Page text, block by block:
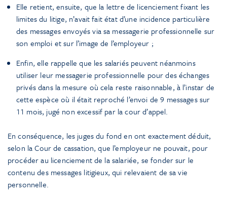
Elle retient, ensuite, que la lettre de licenciement fixant les
limites du litige, n’avait fait état d’une incidence particulière
des messages envoyés via sa messagerie professionnelle sur
son emploi et sur l’image de l’employeur ;
Enfin, elle rappelle que les salariés peuvent néanmoins
utiliser leur messagerie professionnelle pour des échanges
privés dans la mesure où cela reste raisonnable, à l’instar de
cette espèce où il était reproché l’envoi de 9 messages sur
11 mois, jugé non excessif par la cour d’appel.
En conséquence, les juges du fond en ont exactement déduit,
selon la Cour de cassation, que l’employeur ne pouvait, pour
procéder au licenciement de la salariée, se fonder sur le
contenu des messages litigieux, qui relevaient de sa vie
personnelle.